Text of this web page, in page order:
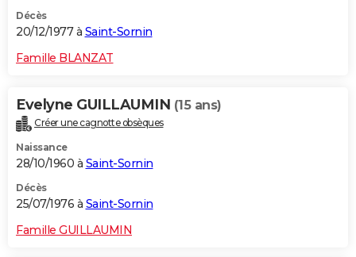
Décès
20/12/1977 à Saint-Sornin
Famille BLANZAT
Evelyne GUILLAUMIN (15 ans)
Créer une cagnotte obsèques
Naissance
28/10/1960 à Saint-Sornin
Décès
25/07/1976 à Saint-Sornin
Famille GUILLAUMIN